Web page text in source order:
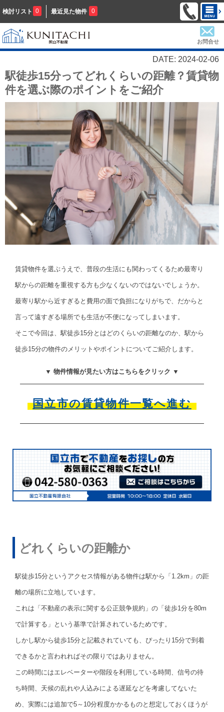
検討リスト 0 最近見た物件 0
お問合せ
DATE: 2024-02-06
駅徒歩15分ってどれくらいの距離？賃貸物
件を選ぶ際のポイントをご紹介
賃貸物件を選ぶうえで、普段の生活にも関わってくるため最寄り
駅からの距離を重視する方も少なくないのではないでしょうか。
最寄り駅から近すぎると費用の面で負担になりがちで、だからと
言って遠すぎる場所でも生活が不便になってしまいます。
そこで今回は、駅徒歩15分とはどのくらいの距離なのか、駅から
徒歩15分の物件のメリットやポイントについてご紹介します。
▼ 物件情報が見たい方はこちらをクリック ▼
国立市の賃貸物件一覧へ進む
どれくらいの距離か
駅徒歩15分というアクセス情報がある物件は駅から「1.2km」の距
離の場所に立地しています。
これは「不動産の表示に関する公正競争規約」の「徒歩1分を80m
で計算する」という基準で計算されているためです。
しかし駅から徒歩15分と記載されていても、ぴったり15分で到着
できるかと言われればその限りではありません。
この時間にはエレベーターや階段を利用している時間、信号の待
ち時間、天候の乱れや人込みによる遅延などを考慮してないた
め、実際には追加で5～10分程度かかるものと想定しておくほうが